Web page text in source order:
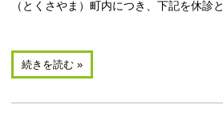
（とくさやま）町内につき、下記を休診と
続きを読む »